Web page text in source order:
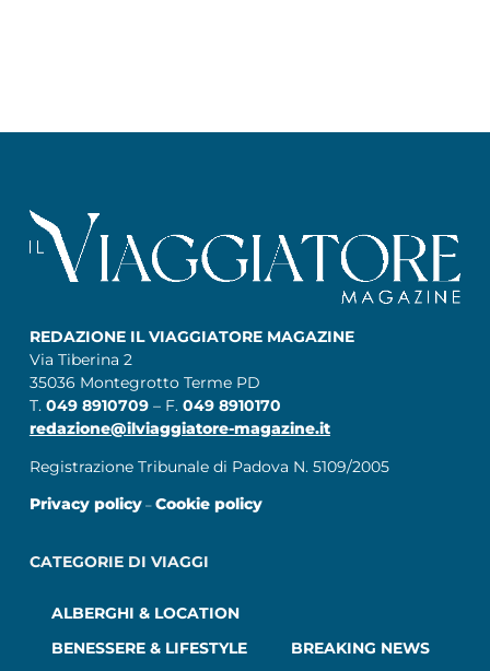
REDAZIONE IL VIAGGIATORE MAGAZINE
Via Tiberina 2
35036 Montegrotto Terme PD
T. 049 8910709 – F. 049 8910170
redazione@ilviaggiatore-magazine.it
Registrazione Tribunale di Padova N. 5109/2005
Privacy policy– Cookie policy
CATEGORIE DI VIAGGI
ALBERGHI & LOCATION
BENESSERE & LIFESTYLE
BREAKING NEWS